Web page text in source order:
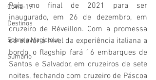
Covid-19
Destinos
Sobre a Magictour
Sumário
País no final de 2021 para ser
inaugurado, em 26 de dezembro, em
cruzeiro de Réveillon. Com a promessa
de elevar o nível da experiência italiana a
bordo, o flagship fará 16 embarques de
Santos e Salvador, em cruzeiros de sete
noites, fechando com cruzeiro de Páscoa